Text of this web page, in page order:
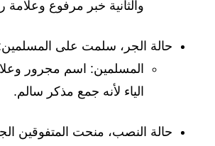
والثانية خبر مرفوع وعلامة
حالة الجر، سلمت على
المسلمين: اسم مجرور
الياء لأنه جمع مذكر سالم.
حالة النصب، منحت المتفوقين